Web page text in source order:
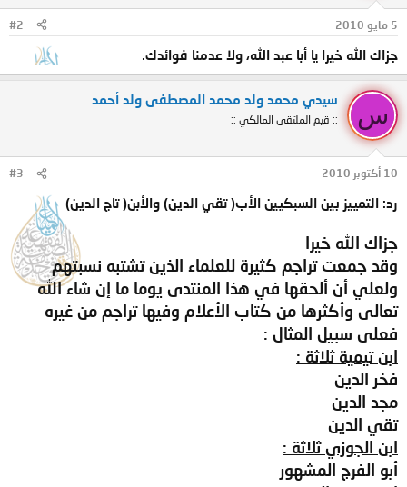
ا
ت
:
5 مايو 2010 #2
جزاك الله خيرا يا أبا عبد الله، ولا عدمنا فوائدك.
س
سيدي محمد ولد محمد المصطفى ولد أحمد
:: قيم الملتقى المالكي ::
10 أكتوبر 2010 #3
رد: التمييز بين السبكيين الأب( تقي الدين) والأبن( تاج الدين)
جزاك الله خيرا
وقد جمعت تراجم كثيرة للعلماء الذين تشتبه نسبتهم
ولعلي أن ألحقها في هذا المنتدى يوما ما إن شاء الله
تعالى وأكثرها من كتاب الأعلام وفيها تراجم من غيره
فعلى سبيل المثال :
ابن تيمية ثلاثة :
فخر الدين
مجد الدين
تقي الدين
ابن الجوزي ثلاثة :
أبو الفرج المشهور